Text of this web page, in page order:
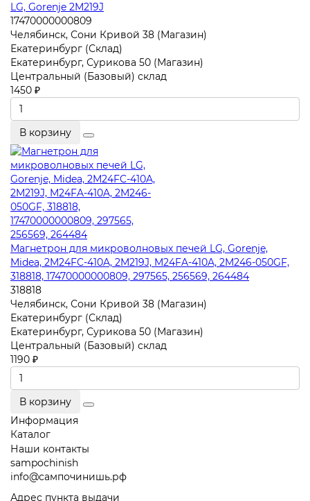
LG, Gorenje 2M219J
17470000000809
Челябинск, Сони Кривой 38 (Магазин)
Екатеринбург (Склад)
Екатеринбург, Сурикова 50 (Магазин)
Центральный (Базовый) склад
1450 ₽
В корзину
Магнетрон для микроволновых печей LG, Gorenje,
Midea, 2M24FC-410A, 2M219J, M24FA-410A, 2M246-050GF,
318818, 17470000000809, 297565, 256569, 264484
318818
Челябинск, Сони Кривой 38 (Магазин)
Екатеринбург (Склад)
Екатеринбург, Сурикова 50 (Магазин)
Центральный (Базовый) склад
1190 ₽
В корзину
Информация
Каталог
Наши контакты
sampochinish
info@сампочинишь.рф
Адрес пункта выдачи